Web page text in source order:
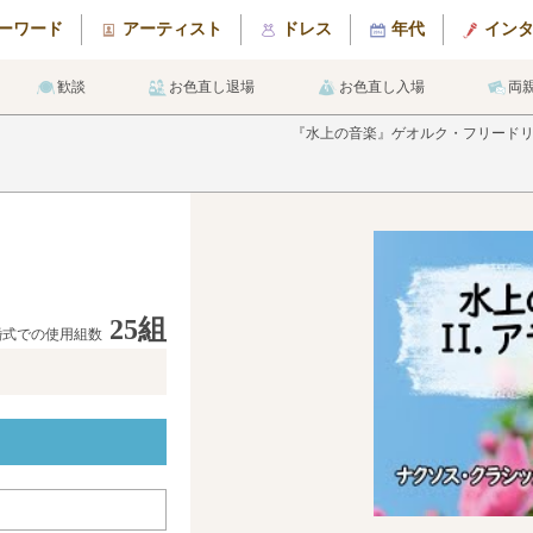
ワード アーティスト ドレス 年代 イン
歓談 お色直し退場 お色直し入場 両
『水上の音楽』ゲオルク・フリー
での使用組数 25組